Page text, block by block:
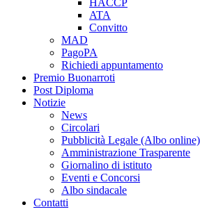
ATA
Convitto
MAD
PagoPA
Richiedi appuntamento
Premio Buonarroti
Post Diploma
Notizie
News
Circolari
Pubblicità Legale (Albo online)
Amministrazione Trasparente
Giornalino di istituto
Eventi e Concorsi
Albo sindacale
Contatti